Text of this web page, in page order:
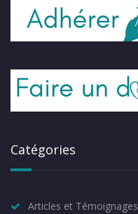
Catégories
Articles et Témoignages